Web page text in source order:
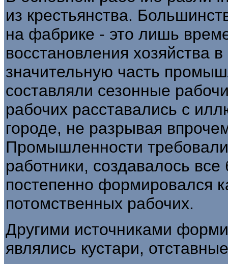
из крестьянства.
на фабрике - это лишь
восстановления хозяйства
значительную часть
составляли сезонные
рабочих расставались с
городе, не разрывая
Промышленности
работники, создавалось
постепенно формировался
потомственных рабочих.
Другими источниками
являлись кустари,